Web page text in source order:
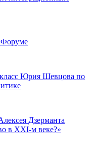
Форуме
Юрия Шевцова по
Дзерманта
в XXI-м веке?»